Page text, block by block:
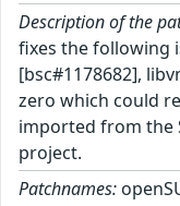
Description of the
fixes the following
[bsc#1178682],
zero which could
imported from the
project.
Patchnames: